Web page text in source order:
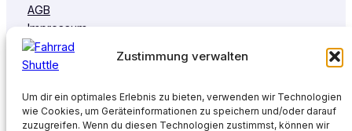
Zustimmung verwalten
Um dir ein optimales Erlebnis zu bieten, verwenden wir Technologien
wie Cookies, um Geräteinformationen zu speichern und/oder darauf
zuzugreifen. Wenn du diesen Technologien zustimmst, können wir
AGB
Impressum
Cookie-Richtlinie (EU)
Datenschutzerklärung